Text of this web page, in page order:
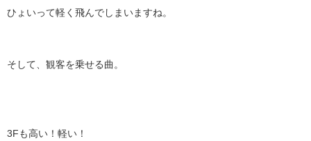
ひょいって軽く飛んでしまいますね。
そして、観客を乗せる曲。
3Fも高い！軽い！